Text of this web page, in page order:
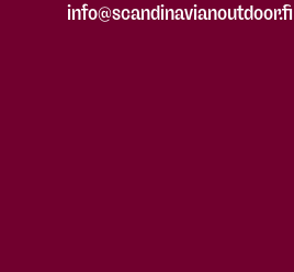
info@scandinavianoutdoor.fi